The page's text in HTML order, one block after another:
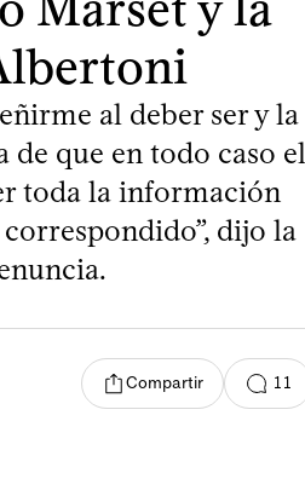
al deber ser y la
de que en todo caso el
toda la información
dijo la
Compartir 11